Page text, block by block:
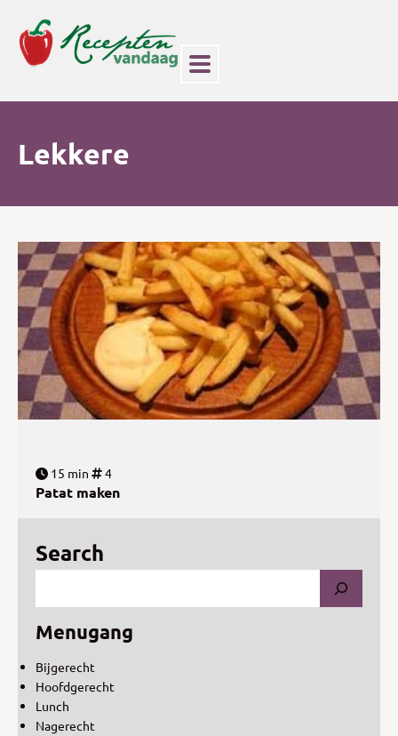
Lekkere
15 min 4
Patat maken
Search
Menugang
Bijgerecht
Hoofdgerecht
Lunch
Nagerecht